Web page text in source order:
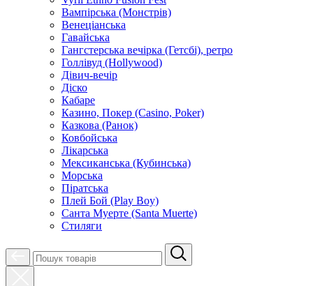
Вампірська (Монстрів)
Венеціанська
Гавайська
Гангстерська вечірка (Гетсбі), ретро
Голлівуд (Hollywood)
Дівич-вечір
Діско
Кабаре
Казино, Покер (Casino, Poker)
Казкова (Ранок)
Ковбойська
Лікарська
Мексиканська (Кубинська)
Морська
Піратська
Плей Бой (Play Boy)
Санта Муерте (Santa Muerte)
Стиляги